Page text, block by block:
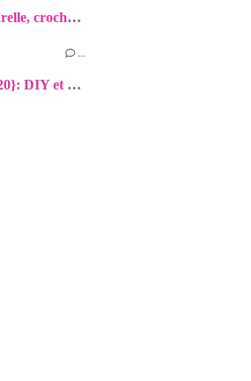
Nos petits DIY d'automne {Aquarelle, crochet, Fimo, papier}
…
Cadeaux pour les maîtresses {2020}: DIY et petites attentions!